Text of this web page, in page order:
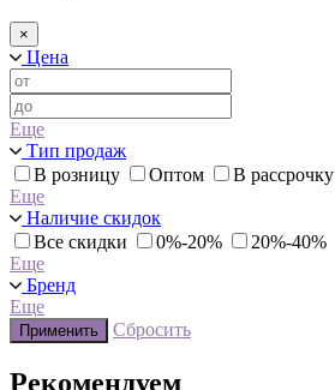
×
Цена
Еще
Тип продаж
В розницу
Оптом
В рассрочку
Еще
Наличие скидок
Все скидки
0%-20% 20%-40%
Еще
Бренд
Еще
Применить Сбросить
Рекомендуем